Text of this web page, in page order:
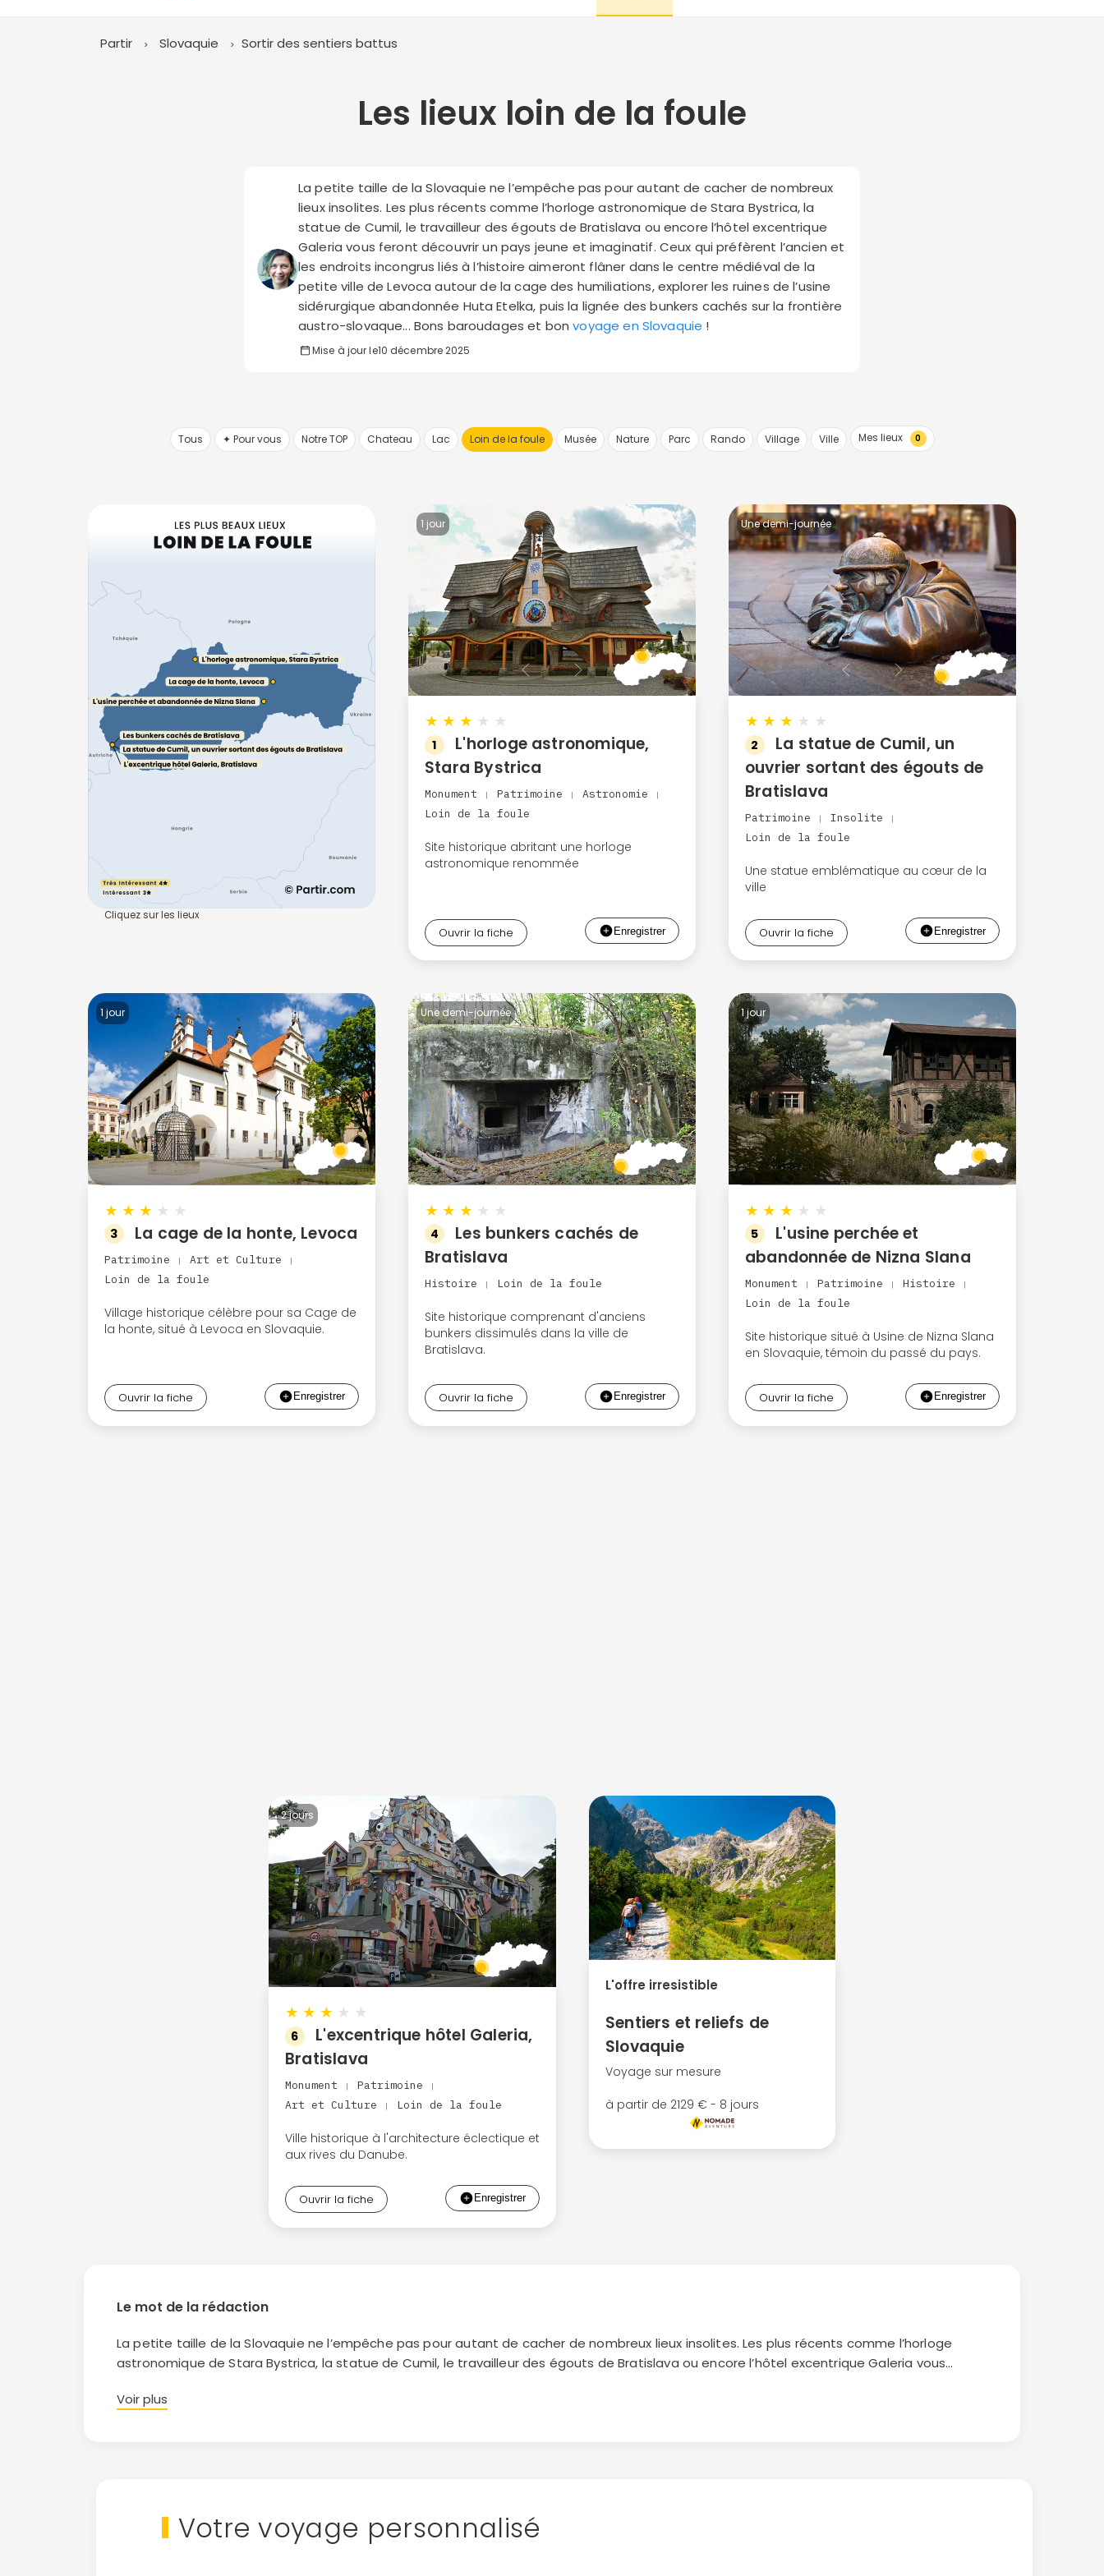
Partir Slovaquie Sortir des sentiers battus
Les lieux loin de la foule
La petite taille de la Slovaquie ne l’empêche pas pour autant de cacher de nombreux
lieux insolites. Les plus récents comme l’horloge astronomique de Stara Bystrica, la
statue de Cumil, le travailleur des égouts de Bratislava ou encore l’hôtel excentrique
Galeria vous feront découvrir un pays jeune et imaginatif. Ceux qui préfèrent l’ancien et
les endroits incongrus liés à l’histoire aimeront flâner dans le centre médiéval de la
petite ville de Levoca autour de la cage des humiliations, explorer les ruines de l’usine
sidérurgique abandonnée Huta Etelka, puis la lignée des bunkers cachés sur la frontière
austro-slovaque... Bons baroudages et bonvoyage en Slovaquie !
Mise à jour le10 décembre 2025
Tous ✦ Pour vous Notre TOP Chateau Lac Loin de la foule Musée Nature Parc Rando Village Ville Mes lieux 0
Cliquez sur les lieux
1 jour
★ ★ ★ ★ ★
1
L'horloge astronomique,
Stara Bystrica
Monument | Patrimoine | Astronomie |
Loin de la foule
Site historique abritant une horloge
astronomique renommée
Ouvrir la fiche
Une demi-journée
★ ★ ★ ★ ★
2
La statue de Cumil, un
ouvrier sortant des égouts de
Bratislava
Patrimoine | Insolite |
Loin de la foule
Une statue emblématique au cœur de la
ville
Ouvrir la fiche
1 jour
★ ★ ★ ★ ★
3 La cage de la honte, Levoca
Patrimoine | Art et Culture |
Loin de la foule
Village historique célèbre pour sa Cage de
la honte, situé à Levoca en Slovaquie.
Ouvrir la fiche
Une demi-journée
★ ★ ★ ★ ★
4
Les bunkers cachés de
Bratislava
Histoire | Loin de la foule
Site historique comprenant d'anciens
bunkers dissimulés dans la ville de
Bratislava.
Ouvrir la fiche
1 jour
★ ★ ★ ★ ★
5
L'usine perchée et
abandonnée de Nizna Slana
Monument | Patrimoine | Histoire |
Loin de la foule
Site historique situé à Usine de Nizna Slana
en Slovaquie, témoin du passé du pays.
Ouvrir la fiche
2 jours
★ ★ ★ ★ ★
6
L'excentrique hôtel Galeria,
Bratislava
Monument | Patrimoine |
Art et Culture | Loin de la foule
Ville historique à l'architecture éclectique et
aux rives du Danube.
Ouvrir la fiche
L'offre irresistible
Sentiers et reliefs de
Slovaquie
Voyage sur mesure
à partir de 2129 € - 8 jours
Le mot de la rédaction
La petite taille de la Slovaquie ne l’empêche pas pour autant de cacher de nombreux lieux insolites. Les plus récents comme l’horloge
astronomique de Stara Bystrica, la statue de Cumil, le travailleur des égouts de Bratislava ou encore l’hôtel excentrique Galeria vous
centre médiéval de la petite ville de Levoca autour de la cage des humiliations, explorer les ruines de l’usine sidérurgique abandonnée
Voir plus
Votre voyage personnalisé